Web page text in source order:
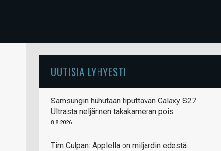
UUTISIA LYHYESTI
Samsungin huhutaan tiputtavan Galaxy S27
Ultrasta neljännen takakameran pois
8.8.2026
Tim Culpan: Applella on miljardin edestä